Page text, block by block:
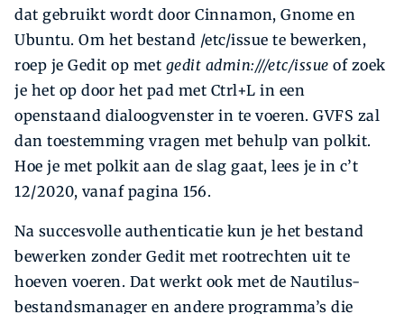
dat gebruikt wordt door Cinnamon, Gnome en
Ubuntu. Om het bestand /etc/issue te bewerken,
roep je Gedit op met gedit admin:///etc/issue of zoek
je het op door het pad met Ctrl+L in een
openstaand dialoogvenster in te voeren. GVFS zal
dan toestemming vragen met behulp van polkit.
Hoe je met polkit aan de slag gaat, lees je in c’t
12/2020, vanaf pagina 156.
Na succesvolle authenticatie kun je het bestand
bewerken zonder Gedit met rootrechten uit te
hoeven voeren. Dat werkt ook met de Nautilus-
bestandsmanager en andere programma’s die